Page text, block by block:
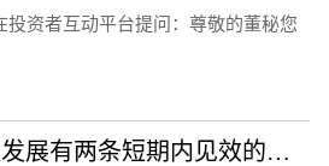
资者互动平台提问：尊敬的董秘您
足球报：亚洲女足发展有两条短期内见效的道路，留洋和归化